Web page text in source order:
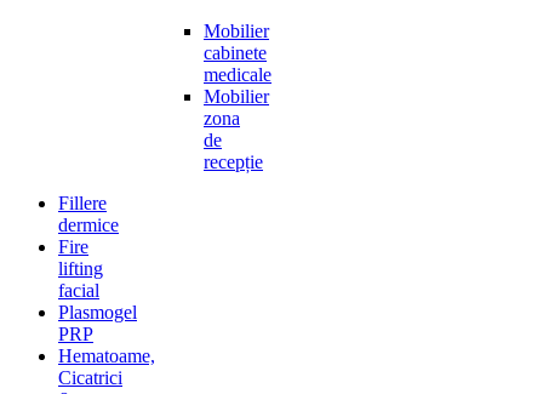
Mobilier
cabinete
medicale
Mobilier
zona
de
recepție
Fillere
dermice
Fire
lifting
facial
Plasmogel
PRP
Hematoame,
Cicatrici